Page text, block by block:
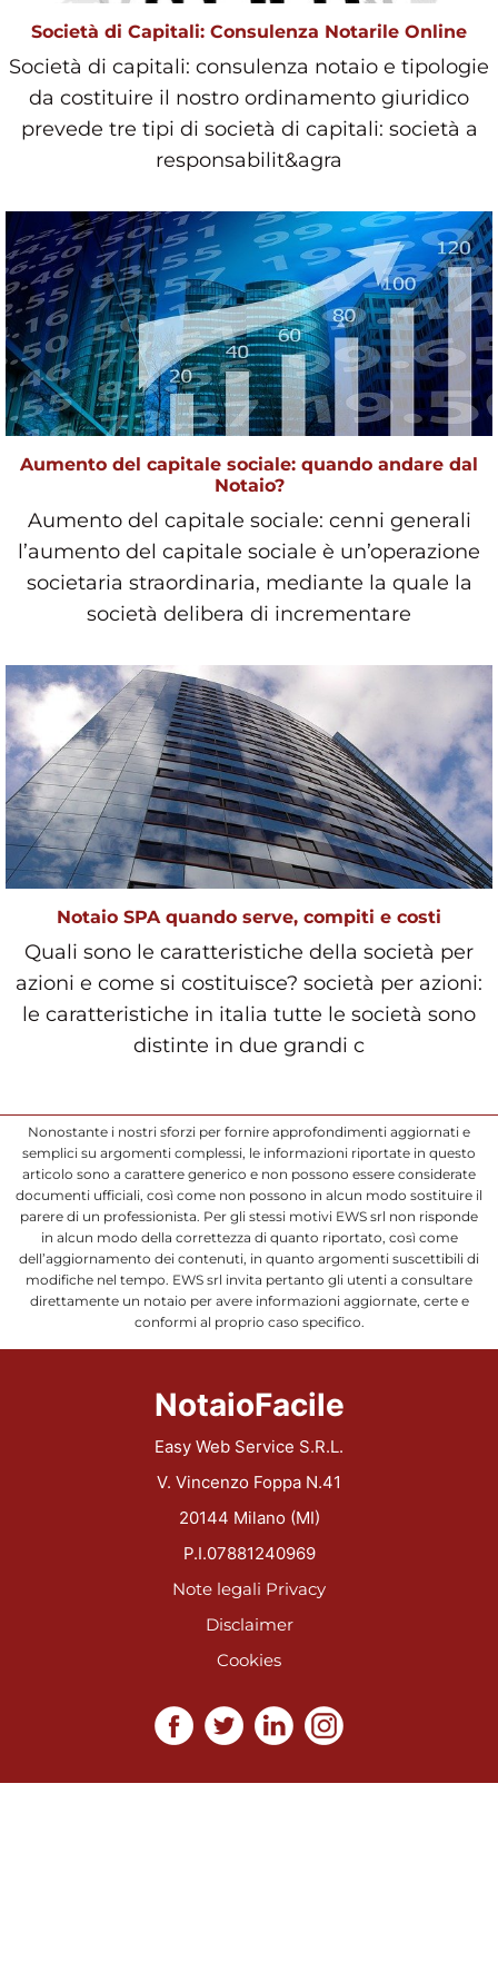
Società di Capitali: Consulenza Notarile Online
Società di capitali: consulenza notaio e tipologie
da costituire il nostro ordinamento giuridico
prevede tre tipi di società di capitali: società a
responsabilit&agra
Aumento del capitale sociale: quando andare dal
Notaio?
Aumento del capitale sociale: cenni generali
l’aumento del capitale sociale è un’operazione
societaria straordinaria, mediante la quale la
società delibera di incrementare
Notaio SPA quando serve, compiti e costi
Quali sono le caratteristiche della società per
azioni e come si costituisce? società per azioni:
le caratteristiche in italia tutte le società sono
distinte in due grandi c
Nonostante i nostri sforzi per fornire approfondimenti aggiornati e
semplici su argomenti complessi, le informazioni riportate in questo
articolo sono a carattere generico e non possono essere considerate
documenti ufficiali, così come non possono in alcun modo sostituire il
parere di un professionista. Per gli stessi motivi EWS srl non risponde
in alcun modo della correttezza di quanto riportato, così come
dell’aggiornamento dei contenuti, in quanto argomenti suscettibili di
modifiche nel tempo. EWS srl invita pertanto gli utenti a consultare
direttamente un notaio per avere informazioni aggiornate, certe e
conformi al proprio caso specifico.
NotaioFacile
Easy Web Service S.R.L.
V. Vincenzo Foppa N.41
20144 Milano (MI)
P.I.07881240969
Note legali Privacy
Disclaimer
Cookies